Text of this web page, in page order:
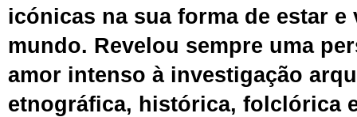
icónicas na sua forma de estar e
mundo. Revelou sempre uma
amor intenso à investigação
etnográfica, histórica, folclórica